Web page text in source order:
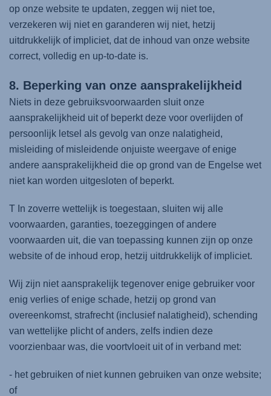
op onze website te updaten, zeggen wij niet toe,
verzekeren wij niet en garanderen wij niet, hetzij
uitdrukkelijk of impliciet, dat de inhoud van onze website
correct, volledig en up-to-date is.
8. Beperking van onze aansprakelijkheid
Niets in deze gebruiksvoorwaarden sluit onze
aansprakelijkheid uit of beperkt deze voor overlijden of
persoonlijk letsel als gevolg van onze nalatigheid,
misleiding of misleidende onjuiste weergave of enige
andere aansprakelijkheid die op grond van de Engelse wet
niet kan worden uitgesloten of beperkt.
T In zoverre wettelijk is toegestaan, sluiten wij alle
voorwaarden, garanties, toezeggingen of andere
voorwaarden uit, die van toepassing kunnen zijn op onze
website of de inhoud erop, hetzij uitdrukkelijk of impliciet.
Wij zijn niet aansprakelijk tegenover enige gebruiker voor
enig verlies of enige schade, hetzij op grond van
overeenkomst, strafrecht (inclusief nalatigheid), schending
van wettelijke plicht of anders, zelfs indien deze
voorzienbaar was, die voortvloeit uit of in verband met:
- het gebruiken of niet kunnen gebruiken van onze website;
of